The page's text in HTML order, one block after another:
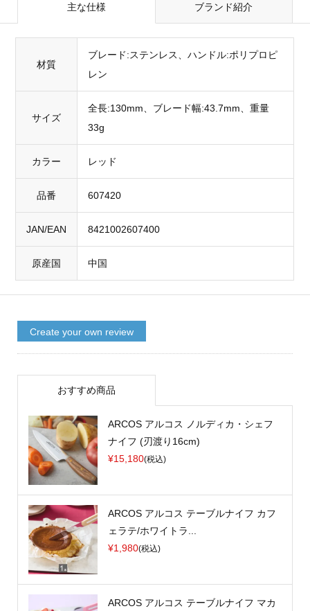
主な仕様 ブランド紹介
材質
ブレード:ステンレス、ハンドル:ポリプロピ
レン
サイズ
全長:130mm、ブレード幅:43.7mm、重量
33g
カラー レッド
品番 607420
JAN/EAN 8421002607400
原産国 中国
Create your own review
おすすめ商品
ARCOS アルコス ノルディカ・シェフ
ナイフ (刃渡り16cm)
¥15,180(税込)
ARCOS アルコス テーブルナイフ カフ
ェラテ/ホワイトラ...
¥1,980(税込)
ARCOS アルコス テーブルナイフ マカ